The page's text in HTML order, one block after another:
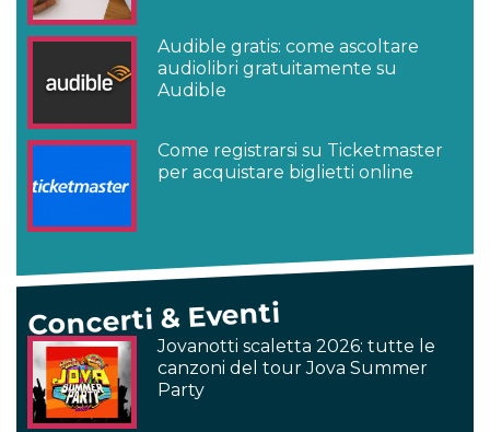
Audible gratis: come ascoltare
audiolibri gratuitamente su
Audible
Come registrarsi su Ticketmaster
per acquistare biglietti online
Concerti & Eventi
Jovanotti scaletta 2026: tutte le
canzoni del tour Jova Summer
Party